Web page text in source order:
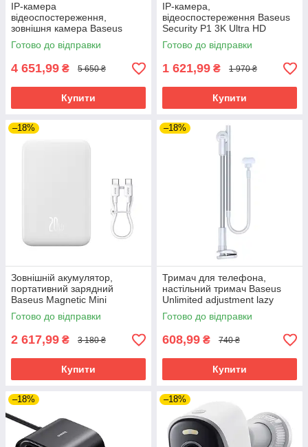
IP-камера
відеоспостереження,
зовнішня камера Baseus
Security B1 2K 7800 мА·год
Готово до відправки
4 651,99 ₴ 5 650 ₴
Купити
IP-камера,
відеоспостереження Baseus
Security P1 3K Ultra HD
широкий кут огляду
Готово до відправки
1 621,99 ₴ 1 970 ₴
Купити
–18%
Зовнішній акумулятор,
портативний зарядний
Baseus Magnetic Mini
20000mAh 20W White
Готово до відправки
2 617,99 ₴ 3 180 ₴
Купити
–18%
Тримач для телефона,
настільний тримач Baseus
Unlimited adjustment lazy
phone holder сріблястий
гнучкий поворотний
Готово до відправки
608,99 ₴ 740 ₴
Купити
–18% –18%